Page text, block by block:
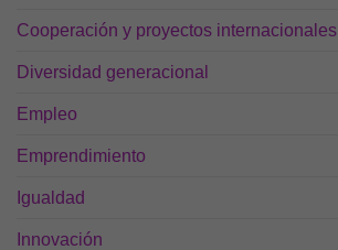
Cooperación y proyectos internacionales
Diversidad generacional
Empleo
Emprendimiento
Igualdad
Innovación